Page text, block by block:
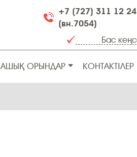
+7 (727) 311 12 24
(вн.7054)
АШЫҚ ОРЫНДАР КОНТАКТІЛЕР